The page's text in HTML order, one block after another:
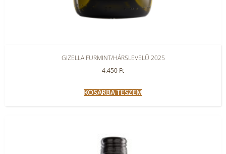
GIZELLA FURMINT/HÁRSLEVELŰ 2025
4.450 Ft
KOSÁRBA TESZEM